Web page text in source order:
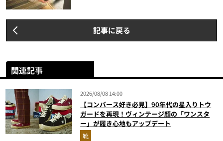
記事に戻る
関連記事
2026/08/08 14:00
【コンバース好き必見】90年代の星入りトウ
ガードを再現！ヴィンテージ顔の「ワンスタ
ー」が履き心地もアップデート
靴